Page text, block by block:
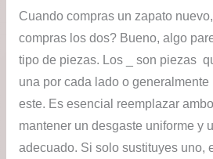
Cuando compras un zapato
compras los dos? Bueno, algo
tipo de piezas. Los _ son piezas
una por cada lado o generalmente
este. Es esencial reemplazar
mantener un desgaste uniforme y
adecuado. Si solo sustituyes uno,